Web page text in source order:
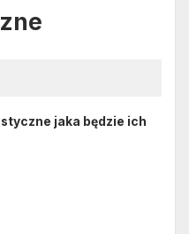
jaka będzie ich